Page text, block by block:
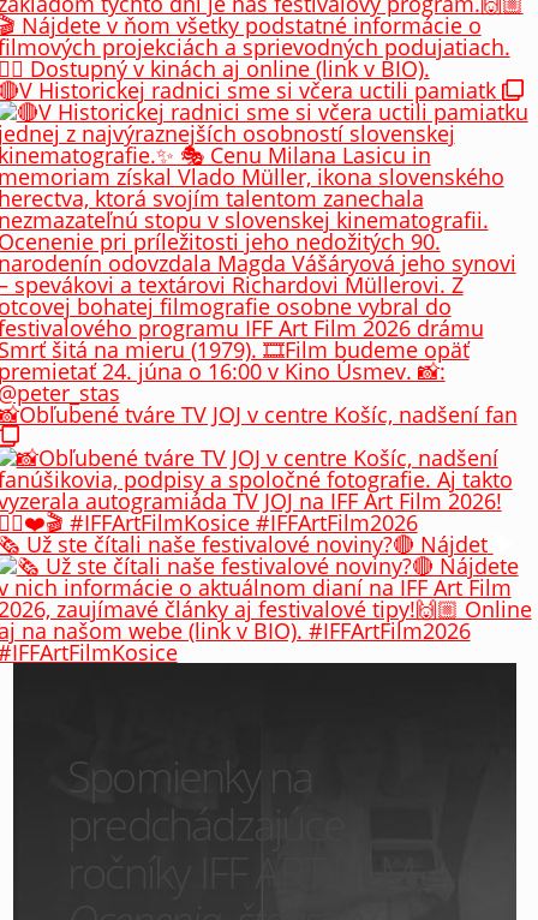
Historickej radnici sme si včera uctili pamiatk
tváre TV JOJ v centre Košíc, nadšení fan
Už ste čítali naše festivalové noviny?🔴 Nájdet
Spomienky na
predchádzajúce